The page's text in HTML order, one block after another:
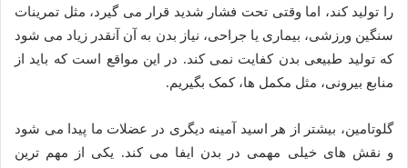
را تولید کند، اما وقتی تحت فشار شدید قرار می گیرد، مثل تمرینات
سنگین ورزشی، بیماری یا جراحی، نیاز بدن به آن آنقدر زیاد می شود
که تولید طبیعی بدن کفایت نمی کند. در این مواقع است که باید از
منابع بیرونی، مثل مکمل ها، کمک بگیریم.
گلوتامین، بیشتر از هر اسید آمینه دیگری در عضلات ما پیدا می شود
و نقش های خیلی مهمی در بدن ایفا می کند. یکی از مهم ترین